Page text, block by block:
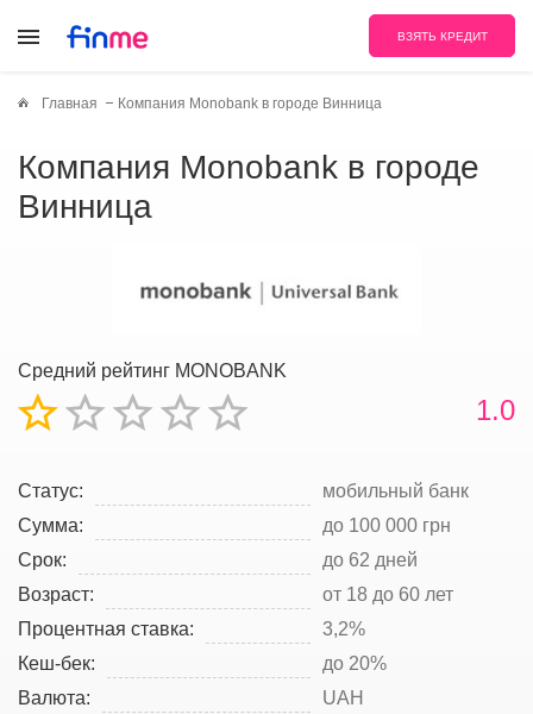
ВЗЯТЬ КРЕДИТ
Главная Компания Monobank в городе Винница
Компания Monobank в городе
Винница
Средний рейтинг MONOBANK
1.0
Статус:
мобильный банк
Сумма:
до 100 000 грн
Срок:
до 62 дней
Возраст:
от 18 до 60 лет
Процентная ставка:
3,2%
Кеш-бек:
до 20%
Валюта:
UAH